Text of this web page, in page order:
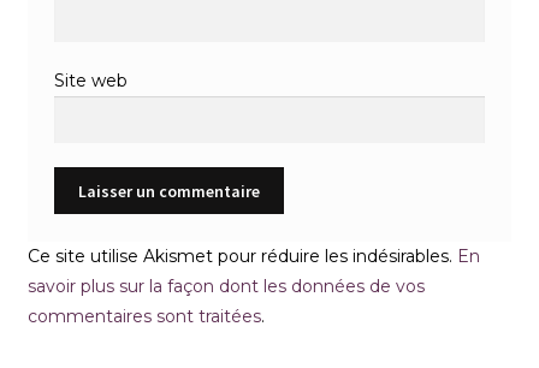
Site web
Ce site utilise Akismet pour réduire les indésirables. En
savoir plus sur la façon dont les données de vos
commentaires sont traitées.